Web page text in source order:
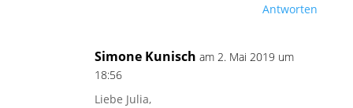
Antworten
Simone Kunisch am 2. Mai 2019 um
18:56
Liebe Julia,